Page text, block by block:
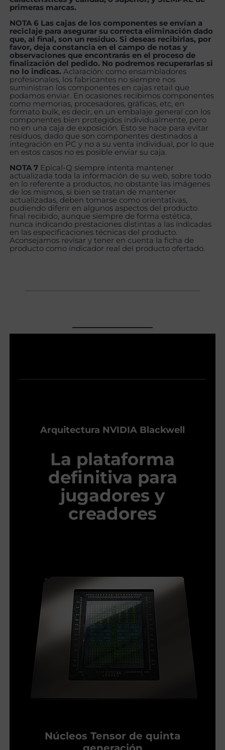
primeras marcas.
NOTA 6 Las cajas de los componentes se envían a
reciclaje para asegurar su correcta eliminación dado
que, al final, son un residuo. Si deseas recibirlas, por
favor, deja constancia en el campo de notas y
observaciones que encontrarás en el proceso de
finalización del pedido. No podremos recuperarlas si
no lo indicas. Aclaración: como ensambladores
profesionales, los fabricantes no siempre nos
suministran los componentes en cajas retail que
podamos enviar. En ocasiones recibimos componentes
como memorias, procesadores, gráficas, etc, en
formato bulk, es decir, en un embalaje general con los
componentes bien protegidos individualmente, pero
no en una caja de exposición. Esto se hace para evitar
residuos, dado que son componentes destinados a
integración en PC y no a su venta individual, por lo que
en estos casos no es posible enviar su caja.
NOTA 7 Epical-Q siempre intenta mantener
actualizada toda la información de su web, sobre todo
en lo referente a productos, no obstante las imágenes
de los mismos, si bien se tratan de mantener
actualizadas, deben tomarse como orientativas,
pudiendo diferir en algunos aspectos del producto
final recibido, aunque siempre de forma estética,
nunca indicando prestaciones distintas a las indicadas
en las especificaciones técnicas del producto.
Aconsejamos revisar y tener en cuenta la ficha de
producto como indicador real del producto ofertado.
Arquitectura NVIDIA Blackwell
La plataforma
definitiva para
jugadores y
creadores
Núcleos Tensor de quinta